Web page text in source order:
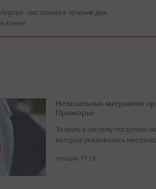
- постоянно в течение дня.
Нелегальных мигрантов
Приморье
За июль в систему поступило
которых указывалось
сегодня, 17:29